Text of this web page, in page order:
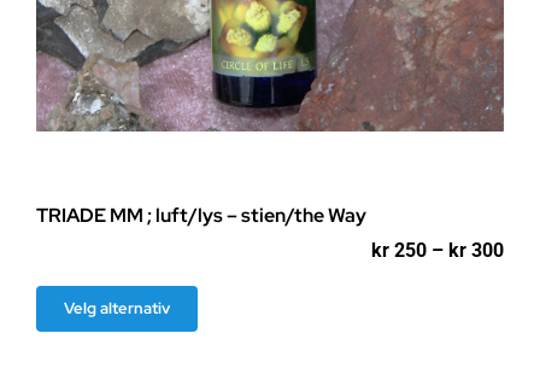
TRIADE MM ; luft/lys – stien/the Way
kr 250 – kr 300
Velg alternativ
produktet